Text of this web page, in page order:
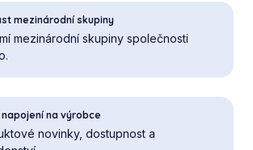
mezinárodní skupiny
mezinárodní skupiny společnosti
napojení na výrobce
novinky, dostupnost a